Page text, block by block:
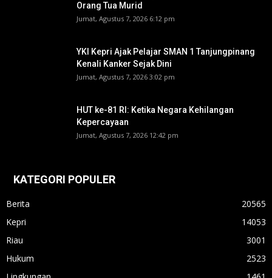
Orang Tua Murid ‎
Jumat, Agustus 7, 2026 6:12 pm
YKI Kepri Ajak Pelajar SMAN 1 Tanjungpinang
Kenali Kanker Sejak Dini
Jumat, Agustus 7, 2026 3:02 pm
HUT ke-81 RI: Ketika Negara Kehilangan
Kepercayaan
Jumat, Agustus 7, 2026 12:42 pm
KATEGORI POPULER
Berita
20565
Kepri
14053
Riau
3001
Hukum
2523